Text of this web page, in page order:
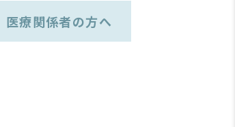
医療関係者の方へ